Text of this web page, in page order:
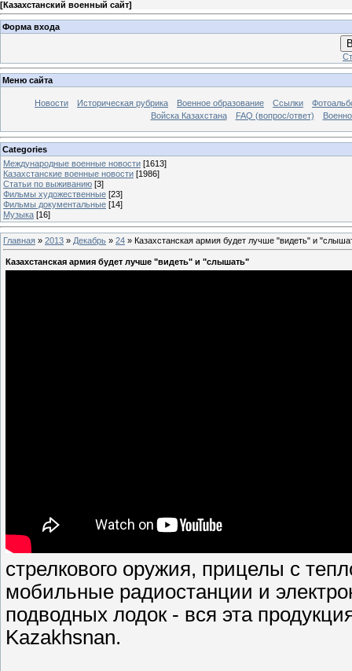
[Казахстанский военный сайт]
Форма входа
Меню сайта
Новости Историческая рубрика Военное образование Ссылки
Войска Казахстана
FAQ (вопрос/ответ)
Categories
Международные военные новости [1613]
Казахстанские военные новости [1986]
Статьи по выживанию [3]
Фильмы художественные [23]
Фильмы документальные [14]
Музыка [16]
Главная » 2013 » Декабрь » 24 » Казахстанская армия будет лучше "видеть" и
Казахстанская армия будет лучше "видеть" и "слышать"
стрелкового оружия, прицелы с
мобильные радиостанции и
подводных лодок - вся эта
Kazakhsnan.